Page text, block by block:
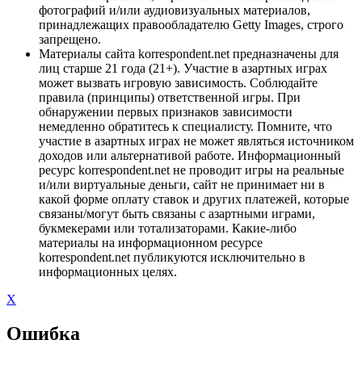
фотографий и/или аудиовизуальных материалов,
принадлежащих правообладателю Getty Images, строго
запрещено.
Материалы сайта korrespondent.net предназначены для
лиц старше 21 года (21+). Участие в азартных играх
может вызвать игровую зависимость. Соблюдайте
правила (принципы) ответственной игры. При
обнаружении первых признаков зависимости
немедленно обратитесь к специалисту. Помните, что
участие в азартных играх не может являться источником
доходов или альтернативой работе. Информационный
ресурс korrespondent.net не проводит игры на реальные
и/или виртуальные деньги, сайт не принимает ни в
какой форме оплату ставок и других платежей, которые
связаны/могут быть связаны с азартными играми,
букмекерами или тотализаторами. Какие-либо
материалы на информационном ресурсе
korrespondent.net публикуются исключительно в
информационных целях.
X
Ошибка